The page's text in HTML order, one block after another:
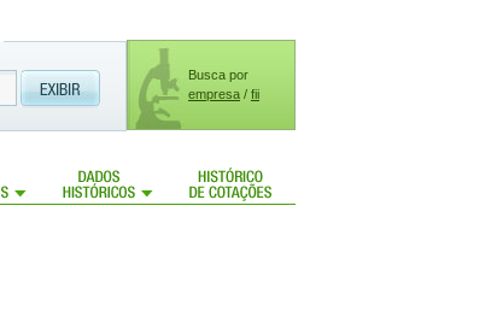
Busca por
empresa / fii